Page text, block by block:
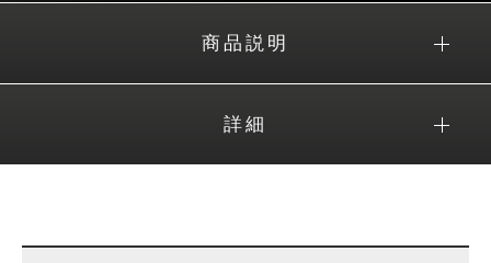
商品説明
詳細